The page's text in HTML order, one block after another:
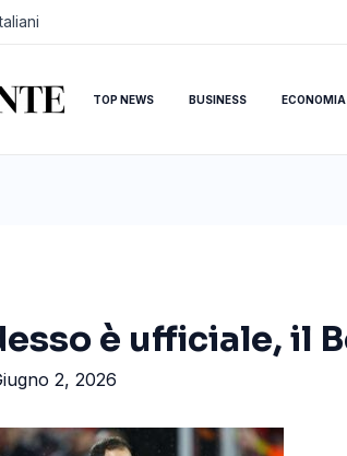
TOP NEWS BUSINESS ECONOMIA
è ufficiale, il
2, 2026